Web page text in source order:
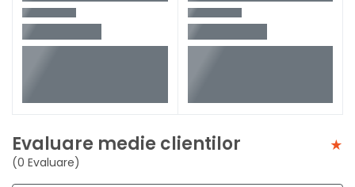
Evaluare medie clientilor
(0 Evaluare)